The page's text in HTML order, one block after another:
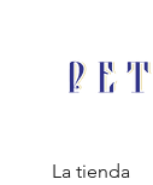
La tienda